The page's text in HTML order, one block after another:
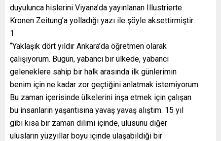
duyulunca hislerini Viyana’da yayınlanan Illustrierte
Kronen Zeitung’a yolladığı yazı ile şöyle aksettirmiştir:
1
“Yaklaşık dört yıldır Ankara’da öğretmen olarak
çalışıyorum. Bugün, yabancı bir ülkede, yabancı
geleneklere sahip bir halk arasında ilk günlerimin
benim için ne kadar zor geçtiğini anlatmak istemiyorum.
Bu zaman içerisinde ülkelerini inşa etmek için çalışan
bu insanların yaşantısına yavaş yavaş alıştım. 15 yıl
gibi kısa bir zaman dilimi içinde, ulusunu diğer
ulusların yüzyıllar boyu içinde ulaşabildiği bir